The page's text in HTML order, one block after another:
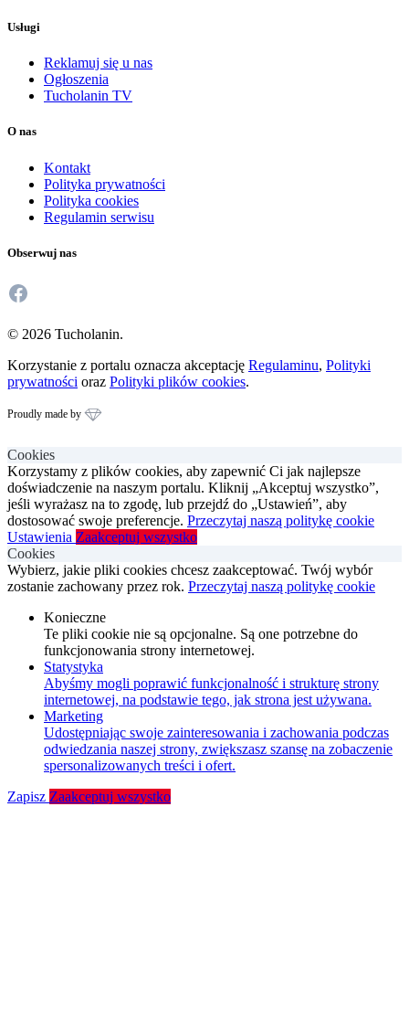
Usługi
Reklamuj się u nas
Ogłoszenia
Tucholanin TV
O nas
Kontakt
Polityka prywatności
Polityka cookies
Regulamin serwisu
Obserwuj nas
Facebook
© 2026 Tucholanin.
Korzystanie z portalu oznacza akceptację Regulaminu, Polityki
prywatności oraz Polityki plików cookies.
Proudly made by
Cookies
Korzystamy z plików cookies, aby zapewnić Ci jak najlepsze
doświadczenie na naszym portalu. Kliknij „Akceptuj wszystko”,
jeśli wyrażasz na to zgodę, lub przejdź do „Ustawień”, aby
dostosować swoje preferencje. Przeczytaj naszą politykę cookie
Ustawienia Zaakceptuj wszystko
Cookies
Wybierz, jakie pliki cookies chcesz zaakceptować. Twój wybór
zostanie zachowany przez rok. Przeczytaj naszą politykę cookie
Konieczne
Te pliki cookie nie są opcjonalne. Są one potrzebne do
funkcjonowania strony internetowej.
Statystyka
Abyśmy mogli poprawić funkcjonalność i strukturę strony
internetowej, na podstawie tego, jak strona jest używana.
Marketing
Udostępniając swoje zainteresowania i zachowania podczas
odwiedzania naszej strony, zwiększasz szansę na zobaczenie
spersonalizowanych treści i ofert.
Zapisz Zaakceptuj wszystko